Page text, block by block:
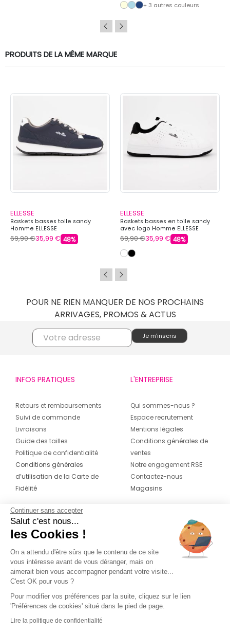
+ 3 autres couleurs
PRODUITS DE LA MÊME MARQUE
ELLESSE
Baskets basses toile sandy
Homme ELLESSE
69,90 €35,99 € 48%
ELLESSE
Baskets basses en toile sandy
avec logo Homme ELLESSE
69,90 €35,99 € 48%
POUR NE RIEN MANQUER DE NOS PROCHAINS
ARRIVAGES, PROMOS & ACTUS
INFOS PRATIQUES
Retours et remboursements
Suivi de commande
Livraisons
Guide des tailles
Politique de confidentialité
Conditions générales
d’utilisation de la Carte de
Fidélité
L'ENTREPRISE
Qui sommes-nous ?
Espace recrutement
Mentions légales
Conditions générales de
ventes
Notre engagement RSE
Contactez-nous
Magasins
CONTACT
04 42 20 78 42
Du lundi au jeudi de 8h30 à 16h30 & le
vendredi de 8h30 à 15h30
Continuer sans accepter
Salut c'est nous...
les Cookies !
On a attendu d'être sûrs que le contenu de ce site
vous intéresse avant de vous déranger, mais on
aimerait bien vous accompagner pendant votre visite...
C'est OK pour vous ?
Pour modifier vos préférences par la suite, cliquez sur le lien
'Préférences de cookies' situé dans le pied de page.
Lire la politique de confidentialité